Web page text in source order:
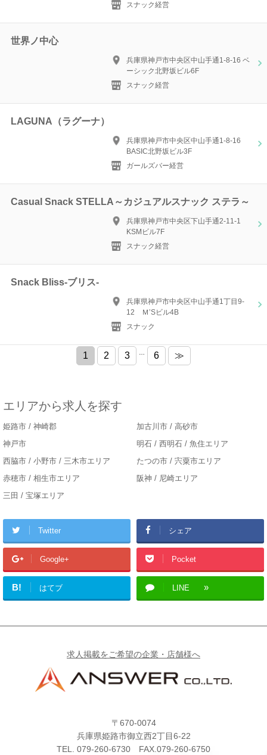
スナック経営
世界ノ中心
兵庫県神戸市中央区中山手通1-8-16 ベ
ーシック北野坂ビル6F
スナック経営
LAGUNA（ラグーナ）
兵庫県神戸市中央区中山手通1-8-16
BASIC北野坂ビル3F
ガールズバー経営
Casual Snack STELLA～カジュアルスナック ステラ～
兵庫県神戸市中央区下山手通2-11-1
KSMビル7F
スナック経営
Snack Bliss-ブリス-
兵庫県神戸市中央区中山手通1丁目9-
12 Ｍ’Sビル4B
スナック
1 2 3 6 ≫
エリアから求人を探す
姫路市 / 神崎郡
加古川市 / 高砂市
神戸市
明石 / 西明石 / 魚住エリア
西脇市 / 小野市 / 三木市エリア
たつの市 / 宍粟市エリア
赤穂市 / 相生市エリア
阪神 / 尼崎エリア
三田 / 宝塚エリア
Twitter シェア
Google+ Pocket
B! はてブ LINE
求人掲載をご希望の企業・店舗様へ
〒670-0074
兵庫県姫路市御立西2丁目6-22
TEL. 079-260-6730 FAX.079-260-6750